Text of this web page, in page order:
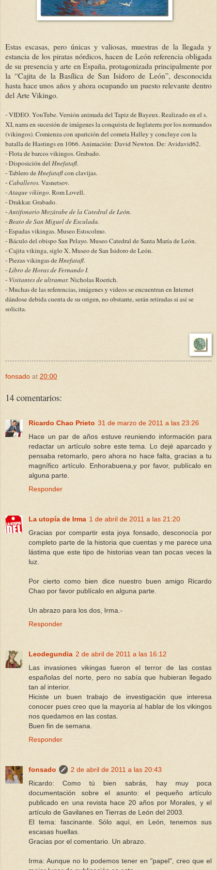
Estas escasas, pero únicas y valiosas, muestras de la llegada y
estancia de los piratas nórdicos, hacen de León referencia obligada
de su presencia y arte en España, protagonizada principalmente por
la “Cajita de la Basílica de San Isidoro de León”, desconocida
hasta hace unos años y ahora ocupando un puesto relevante dentro
del Arte Vikingo.
- VIDEO. YouTube. Versión animada del Tapiz de Bayeux. Realizado en el s.
XI, narra en sucesión de imágenes la conquista de Inglaterra por los normandos
(vikingos). Comienza con aparición del cometa Halley y concluye con la
batalla de Hastings en 1066. Animación: David Newton. De: Avidavid62.
- Flota de barcos vikingos. Grabado.
- Disposición del Hnefatafl.
- Tablero deHnefataflcon clavijas.
- Caballeros. Vasnetsov.
-Ataque vikingo. Rom Lovell.
- Drakkar. Grabado.
-Antifonario Mozárabe de la Catedral de León.
-Beato de San Miguel de Escalada.
- Espadas vikingas. Museo Estocolmo.
- Báculo del obispo San Pelayo. Museo Catedral de Santa María de León.
- Cajita vikinga, siglo X. Museo de San Isidoro de León.
- Piezas vikingas deHnefatafl.
-Libro de Horas de Fernando I.
- Visitantes de ultramar. Nicholas Roerich.
- Muchas de las referencias, imágenes y videos se encuentran en Internet
dándose debida cuenta de su origen, no obstante, serán retiradas si así se
solicita.
fonsado at 20:00
14 comentarios:
Ricardo Chao Prieto 31 de marzo de 2011 a las 23:26
Hace un par de años estuve reuniendo información para
redactar un artículo sobre este tema. Lo dejé aparcado y
pensaba retomarlo, pero ahora no hace falta, gracias a tu
magnífico artículo. Enhorabuena,y por favor, publícalo en
alguna parte.
Responder
La utopía de Irma 1 de abril de 2011 a las 21:20
Gracias por compartir esta joya fonsado, desconocía por
completo parte de la historia que cuentas y me parece una
lástima que este tipo de historias vean tan pocas veces la
luz.
Por cierto como bien dice nuestro buen amigo Ricardo
Chao por favor publícalo en alguna parte.
Un abrazo para los dos, Irma.-
Responder
Leodegundia 2 de abril de 2011 a las 16:12
Las invasiones vikingas fueron el terror de las costas
españolas del norte, pero no sabía que hubieran llegado
tan al interior.
Hiciste un buen trabajo de investigación que interesa
conocer pues creo que la mayoría al hablar de los vikingos
nos quedamos en las costas.
Buen fin de semana.
Responder
fonsado
2 de abril de 2011 a las 20:43
Ricardo: Como tú bien sabrás, hay muy poca
documentación sobre el asunto: el pequeño artículo
publicado en una revista hace 20 años por Morales, y el
artículo de Gavilanes en Tierras de León del 2003.
El tema: fascinante. Sólo aquí, en León, tenemos sus
escasas huellas.
Gracias por el comentario. Un abrazo.
Irma: Aunque no lo podemos tener en "papel", creo que el